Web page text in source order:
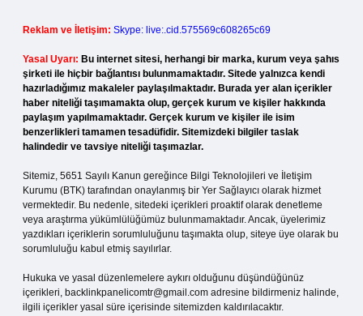
Reklam ve İletişim: Skype: live:.cid.575569c608265c69
Yasal Uyarı: Bu internet sitesi, herhangi bir marka, kurum veya şahıs
şirketi ile hiçbir bağlantısı bulunmamaktadır. Sitede yalnızca kendi
hazırladığımız makaleler paylaşılmaktadır. Burada yer alan içerikler
haber niteliği taşımamakta olup, gerçek kurum ve kişiler hakkında
paylaşım yapılmamaktadır. Gerçek kurum ve kişiler ile isim
benzerlikleri tamamen tesadüfidir. Sitemizdeki bilgiler taslak
halindedir ve tavsiye niteliği taşımazlar.
Sitemiz, 5651 Sayılı Kanun gereğince Bilgi Teknolojileri ve İletişim
Kurumu (BTK) tarafından onaylanmış bir Yer Sağlayıcı olarak hizmet
vermektedir. Bu nedenle, sitedeki içerikleri proaktif olarak denetleme
veya araştırma yükümlülüğümüz bulunmamaktadır. Ancak, üyelerimiz
yazdıkları içeriklerin sorumluluğunu taşımakta olup, siteye üye olarak bu
sorumluluğu kabul etmiş sayılırlar.
Hukuka ve yasal düzenlemelere aykırı olduğunu düşündüğünüz
içerikleri, backlinkpanelicomtr@gmail.com adresine bildirmeniz halinde,
ilgili içerikler yasal süre içerisinde sitemizden kaldırılacaktır.